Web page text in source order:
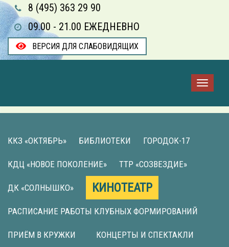
8 (495) 363 29 90
09.00 - 21.00 ЕЖЕДНЕВНО
ВЕРСИЯ ДЛЯ СЛАБОВИДЯЩИХ
ККЗ «ОКТЯБРЬ» БИБЛИОТЕКИ ГОРОДОК-17
КДЦ «НОВОЕ ПОКОЛЕНИЕ» ТТР «СОЗВЕЗДИЕ»
ДК «СОЛНЫШКО» КИНОТЕАТР
РАСПИСАНИЕ РАБОТЫ КЛУБНЫХ ФОРМИРОВАНИЙ
ПРИЁМ В КРУЖКИ КОНЦЕРТЫ И СПЕКТАКЛИ